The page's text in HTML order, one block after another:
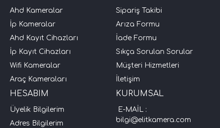
Ahd Kameralar
İp Kameralar
Ahd Kayıt Cihazları
İp Kayıt Cihazları
Wifi Kameralar
Araç Kameraları
Sipariş Takibi
Arıza Formu
İade Formu
Sıkça Sorulan Sorular
Müşteri Hizmetleri
İletişim
HESABIM
Üyelik Bilgilerim
Adres Bilgilerim
KURUMSAL
E-MAİL :
bilgi@elitkamera.com